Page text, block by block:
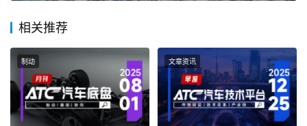
供整车设计、生产、销售等服务，华为提供智能化解决方案
（HI 模式），宁德时代提供全系标配的电池。
阿维塔亦是最早采用华为 HI 模式的车企之一。华为在
汽车领域有零部件、HI、智选车三种模式，HI 模式下华为
负责智驾与座舱软件，不参与产品定义、营销、研发、生产
相关推荐
制动 文章资讯